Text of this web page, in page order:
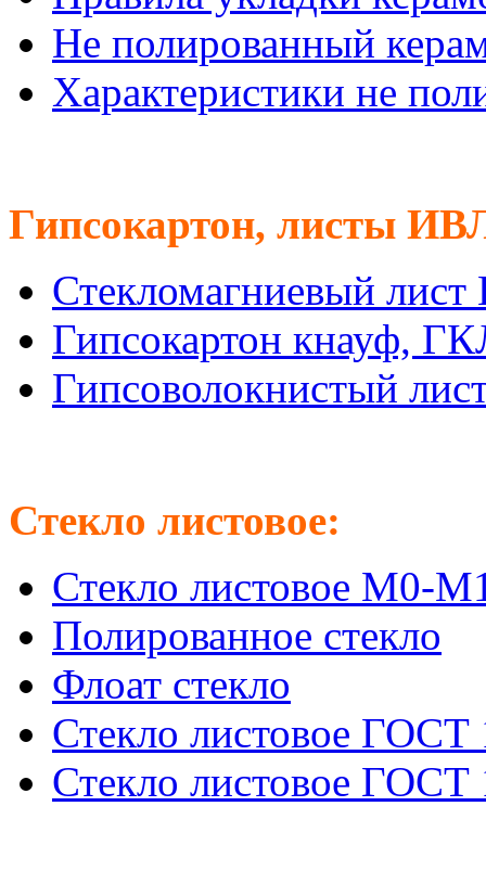
Не полированный
Характеристики не
Гипсокартон, листы
Стекломагниевый
Гипсокартон кнауф,
Гипсоволокнистый
Стекло листовое:
Стекло листовое М0-
Полированное стекло
Флоат стекло
Стекло листовое ГОСТ
Стекло листовое ГОСТ